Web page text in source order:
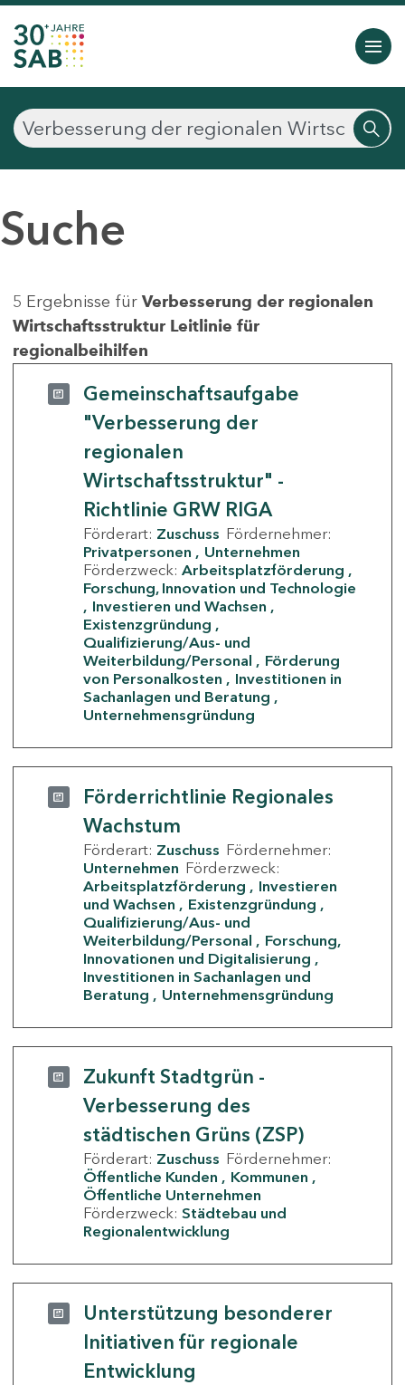
Suche
5 Ergebnisse für Verbesserung der regionalen
Wirtschaftsstruktur Leitlinie für
regionalbeihilfen
Gemeinschaftsaufgabe
"Verbesserung der
regionalen
Wirtschaftsstruktur" -
Richtlinie GRW RIGA
Förderart: Zuschuss Fördernehmer:
Privatpersonen
Unternehmen
Förderzweck: Arbeitsplatzförderung
Forschung, Innovation und Technologie
Investieren und Wachsen
Existenzgründung
Qualifizierung/Aus- und
Weiterbildung/Personal
Förderung
von Personalkosten
Investitionen in
Sachanlagen und Beratung
Unternehmensgründung
Förderrichtlinie Regionales
Wachstum
Förderart: Zuschuss Fördernehmer:
Unternehmen Förderzweck:
Arbeitsplatzförderung
Investieren
und Wachsen
Existenzgründung
Qualifizierung/Aus- und
Weiterbildung/Personal
Forschung,
Innovationen und Digitalisierung
Investitionen in Sachanlagen und
Beratung
Unternehmensgründung
Zukunft Stadtgrün -
Verbesserung des
städtischen Grüns (ZSP)
Förderart: Zuschuss Fördernehmer:
Öffentliche Kunden
Kommunen
Öffentliche Unternehmen
Förderzweck: Städtebau und
Regionalentwicklung
Unterstützung besonderer
Initiativen für regionale
Entwicklung